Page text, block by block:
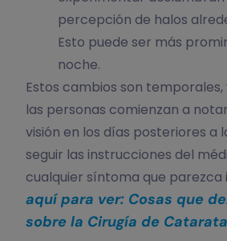
percepción de halos
Esto puede ser más
noche.
Estos cambios son
las personas comienzan a
visión en los días posteriores a
seguir las instrucciones del
cualquier síntoma que parezca
aquí para ver: Cosas que
sobre la Cirugía de